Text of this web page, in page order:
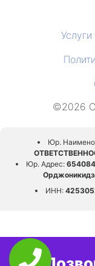
Услуги
©2026
Юр.
Юр. Адрес:
ИНН: